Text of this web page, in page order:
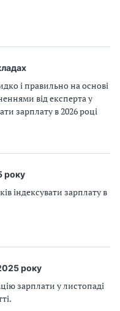
і правильно на основі
від експерта у
зарплату в 2026 році
року
індексувати зарплату в
року
зарплати у листопаді